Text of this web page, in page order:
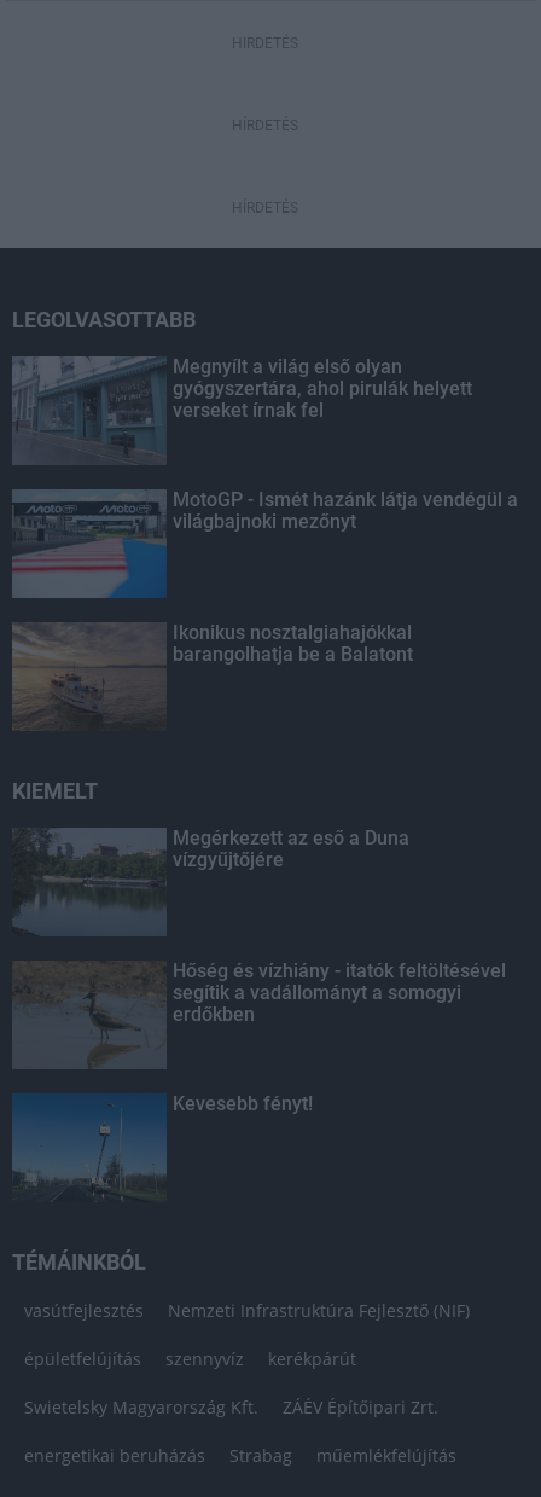
HIRDETÉS
HÍRDETÉS
HÍRDETÉS
LEGOLVASOTTABB
Megnyílt a világ első olyan
gyógyszertára, ahol pirulák helyett
verseket írnak fel
MotoGP - Ismét hazánk látja vendégül a
világbajnoki mezőnyt
Ikonikus nosztalgiahajókkal
barangolhatja be a Balatont
KIEMELT
Megérkezett az eső a Duna
vízgyűjtőjére
Hőség és vízhiány - itatók feltöltésével
segítik a vadállományt a somogyi
erdőkben
Kevesebb fényt!
TÉMÁINKBÓL
vasútfejlesztés Nemzeti Infrastruktúra Fejlesztő (NIF)
épületfelújítás szennyvíz kerékpárút
Swietelsky Magyarország Kft. ZÁÉV Építőipari Zrt.
energetikai beruházás Strabag műemlékfelújítás